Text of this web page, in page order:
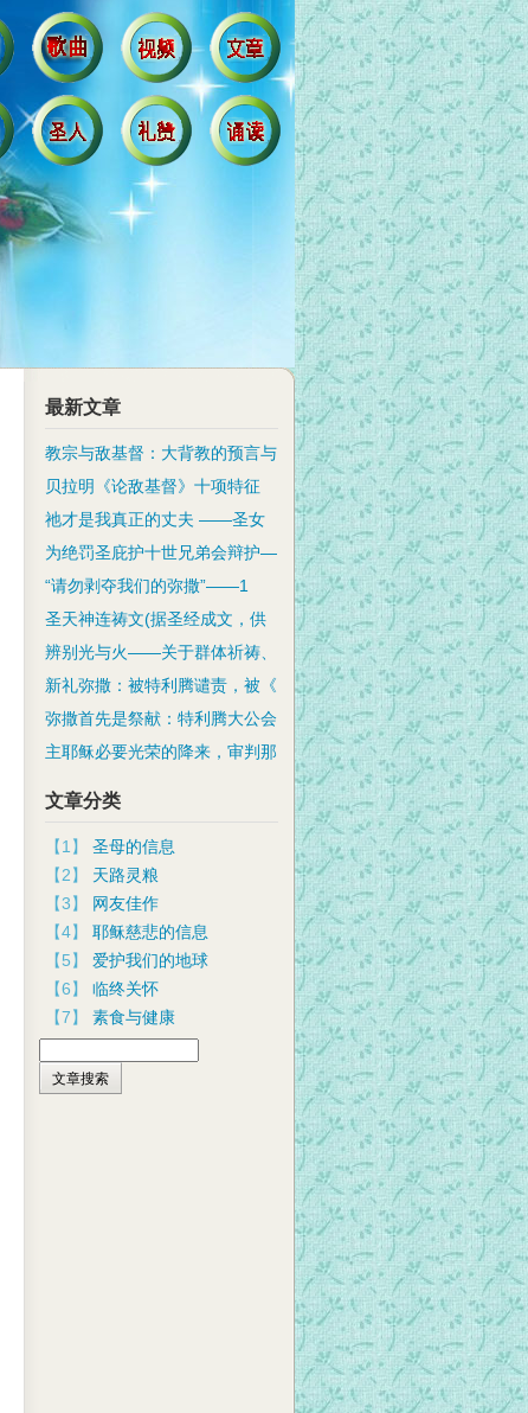
最新文章
教宗与敌基督：大背教的预言与
贝拉明《论敌基督》十项特征
祂才是我真正的丈夫 ——圣女
为绝罚圣庇护十世兄弟会辩护—
“请勿剥夺我们的弥撒”——1
圣天神连祷文(据圣经成文，供
辨别光与火——关于群体祈祷、
新礼弥撒：被特利腾谴责，被《
弥撒首先是祭献：特利腾大公会
主耶稣必要光荣的降来，审判那
文章分类
【1】 圣母的信息
【2】 天路灵粮
【3】 网友佳作
【4】 耶稣慈悲的信息
【5】 爱护我们的地球
【6】 临终关怀
【7】 素食与健康